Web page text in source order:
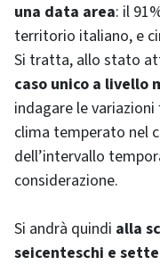
una data area: il
territorio italiano, e
Si tratta, allo stato
caso unico a livello
indagare le
clima temperato nel
dell’intervallo
considerazione.
Si andrà quindi alla
seicenteschi e